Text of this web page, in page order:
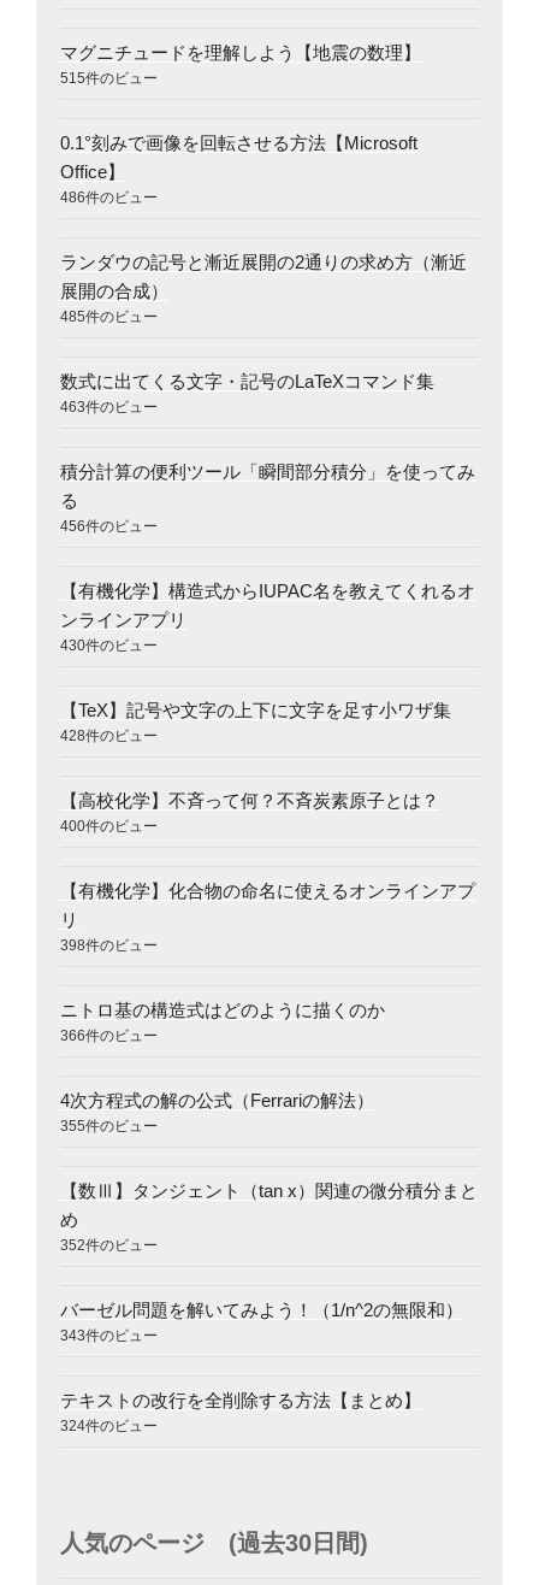
マグニチュードを理解しよう【地震の数理】
515件のビュー
0.1°刻みで画像を回転させる方法【Microsoft
Office】
486件のビュー
ランダウの記号と漸近展開の2通りの求め方（漸近
展開の合成）
485件のビュー
数式に出てくる文字・記号のLaTeXコマンド集
463件のビュー
積分計算の便利ツール「瞬間部分積分」を使ってみ
る
456件のビュー
【有機化学】構造式からIUPAC名を教えてくれるオ
ンラインアプリ
430件のビュー
【TeX】記号や文字の上下に文字を足す小ワザ集
428件のビュー
【高校化学】不斉って何？不斉炭素原子とは？
400件のビュー
【有機化学】化合物の命名に使えるオンラインアプ
リ
398件のビュー
ニトロ基の構造式はどのように描くのか
366件のビュー
4次方程式の解の公式（Ferrariの解法）
355件のビュー
【数Ⅲ】タンジェント（tan x）関連の微分積分まと
め
352件のビュー
バーゼル問題を解いてみよう！（1/n^2の無限和）
343件のビュー
テキストの改行を全削除する方法【まとめ】
324件のビュー
人気のページ (過去30日間)